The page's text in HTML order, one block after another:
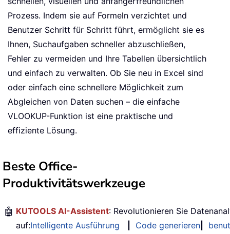
Prozess. Indem sie auf Formeln verzichtet und
Benutzer Schritt für Schritt führt, ermöglicht sie es
Ihnen, Suchaufgaben schneller abzuschließen,
Fehler zu vermeiden und Ihre Tabellen übersichtlich
und einfach zu verwalten. Ob Sie neu in Excel sind
oder einfach eine schnellere Möglichkeit zum
Abgleichen von Daten suchen – die einfache
VLOOKUP-Funktion ist eine praktische und
effiziente Lösung.
Beste Office-
Produktivitätswerkzeuge
🤖 KUTOOLS AI-Assistent: Revolutionieren Sie
auf:Intelligente Ausführung Code generieren